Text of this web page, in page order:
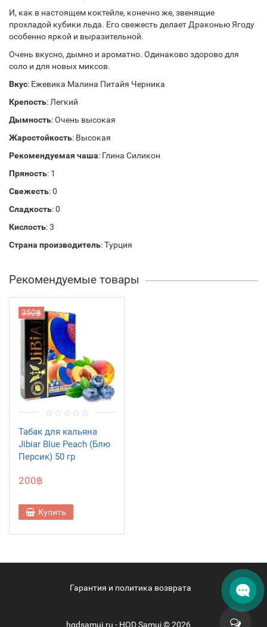
И, как в настоящем коктейле, конечно же, звенящие
прохладой кубики льда. Его свежесть делает Драконью Ягоду
особенно яркой и выразительной.
Очень вкусно, дымно и ароматно. Одинаково здорово для
соло и для новых миксов.
Вкус: Ежевика Малина Питайя Черника
Крепость: Легкий
Дымность: Очень высокая
Жаростойкость: Высокая
Рекомендуемая чаша: Глина Силикон
Пряность: 1
Свежесть: 0
Сладкость: 0
Кислость: 3
Страна производитель: Турция
Рекомендуемые товары
350฿
Табак для кальяна
Jibiar Blue Peach (Блю
Персик) 50 гр
200฿
Купить
Гарантия и политика возврата
hqdsamui.ru - HQD Samui © 2026